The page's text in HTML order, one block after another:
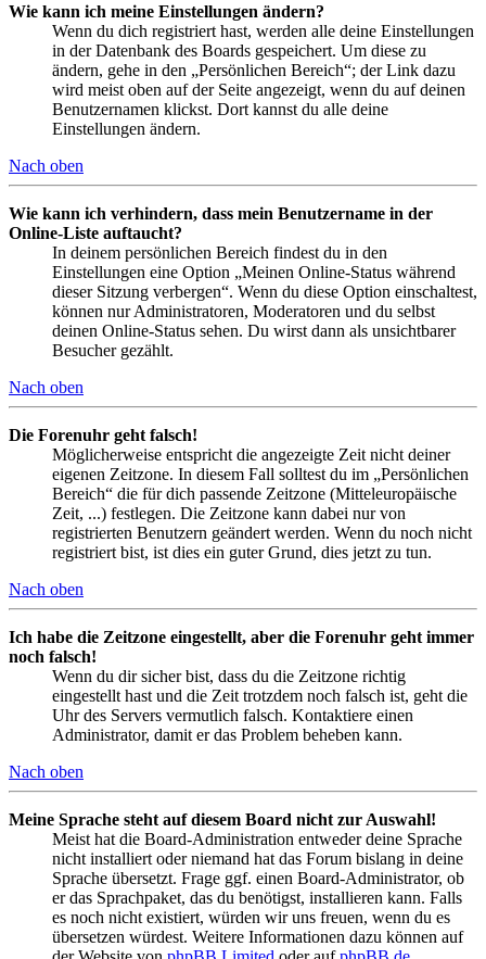
Wie kann ich meine Einstellungen ändern?
Wenn du dich registriert hast, werden alle deine Einstellungen
in der Datenbank des Boards gespeichert. Um diese zu
ändern, gehe in den „Persönlichen Bereich“; der Link dazu
wird meist oben auf der Seite angezeigt, wenn du auf deinen
Benutzernamen klickst. Dort kannst du alle deine
Einstellungen ändern.
Nach oben
Wie kann ich verhindern, dass mein Benutzername in der
Online-Liste auftaucht?
In deinem persönlichen Bereich findest du in den
Einstellungen eine Option „Meinen Online-Status während
dieser Sitzung verbergen“. Wenn du diese Option einschaltest,
können nur Administratoren, Moderatoren und du selbst
deinen Online-Status sehen. Du wirst dann als unsichtbarer
Besucher gezählt.
Nach oben
Die Forenuhr geht falsch!
Möglicherweise entspricht die angezeigte Zeit nicht deiner
eigenen Zeitzone. In diesem Fall solltest du im „Persönlichen
Bereich“ die für dich passende Zeitzone (Mitteleuropäische
Zeit, ...) festlegen. Die Zeitzone kann dabei nur von
registrierten Benutzern geändert werden. Wenn du noch nicht
registriert bist, ist dies ein guter Grund, dies jetzt zu tun.
Nach oben
Ich habe die Zeitzone eingestellt, aber die Forenuhr geht immer
noch falsch!
Wenn du dir sicher bist, dass du die Zeitzone richtig
eingestellt hast und die Zeit trotzdem noch falsch ist, geht die
Uhr des Servers vermutlich falsch. Kontaktiere einen
Administrator, damit er das Problem beheben kann.
Nach oben
Meine Sprache steht auf diesem Board nicht zur Auswahl!
Meist hat die Board-Administration entweder deine Sprache
nicht installiert oder niemand hat das Forum bislang in deine
Sprache übersetzt. Frage ggf. einen Board-Administrator, ob
er das Sprachpaket, das du benötigst, installieren kann. Falls
es noch nicht existiert, würden wir uns freuen, wenn du es
übersetzen würdest. Weitere Informationen dazu können auf